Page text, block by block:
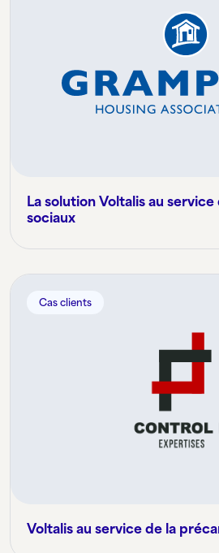
La solution Voltalis au
sociaux
Cas clients
Voltalis au service de la